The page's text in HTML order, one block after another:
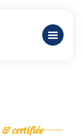
& certifiée